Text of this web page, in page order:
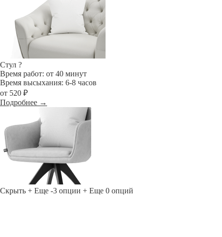
Стул ?
Время работ: от 40 минут
Время высыхания: 6-8 часов
от 520 ₽
Подробнее →
Скрыть + Еще -3 опции + Еще 0 опций